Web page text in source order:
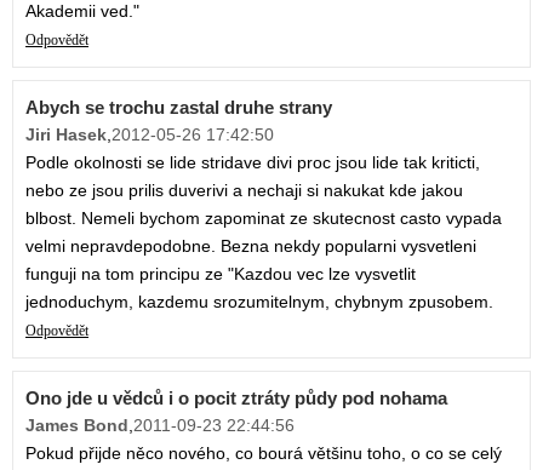
Akademii ved."
Odpovědět
Abych se trochu zastal druhe strany
Jiri Hasek,2012-05-26 17:42:50
Podle okolnosti se lide stridave divi proc jsou lide tak kriticti,
nebo ze jsou prilis duverivi a nechaji si nakukat kde jakou
blbost. Nemeli bychom zapominat ze skutecnost casto vypada
velmi nepravdepodobne. Bezna nekdy popularni vysvetleni
funguji na tom principu ze "Kazdou vec lze vysvetlit
jednoduchym, kazdemu srozumitelnym, chybnym zpusobem.
Odpovědět
Ono jde u vědců i o pocit ztráty půdy pod nohama
James Bond,2011-09-23 22:44:56
Pokud přijde něco nového, co bourá většinu toho, o co se celý